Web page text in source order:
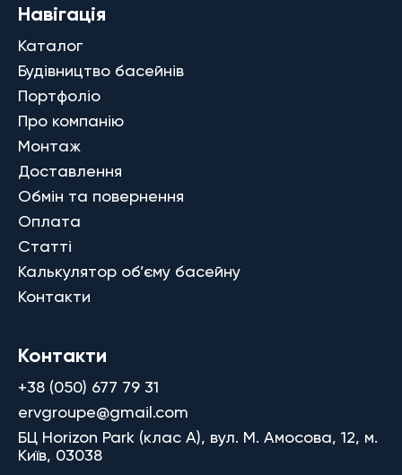
Навігація
Каталог
Будівництво басейнів
Портфоліо
Про компанію
Монтаж
Доставлення
Обмін та повернення
Оплата
Статті
Калькулятор об’єму басейну
Контакти
Контакти
+38 (050) 677 79 31
ervgroupe@gmail.com
БЦ Horizon Park (клас A), вул. М. Амосова, 12, м.
Київ, 03038